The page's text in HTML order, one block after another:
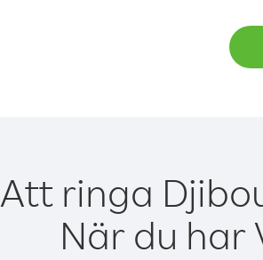
Att ringa
När du har